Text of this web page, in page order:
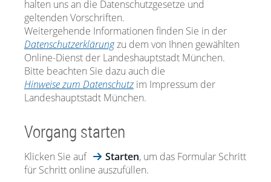
halten uns an die Datenschutzgesetze und
geltenden Vorschriften.
Weitergehende Informationen finden Sie in der
Datenschutzerklärungzu dem von Ihnen gewählten
Online-Dienst der Landeshauptstadt München.
Bitte beachten Sie dazu auch die
Hinweise zum Datenschutz im Impressum der
Landeshauptstadt München.
Vorgang starten
Klicken Sie auf Starten, um das Formular Schritt
für Schritt online auszufüllen.